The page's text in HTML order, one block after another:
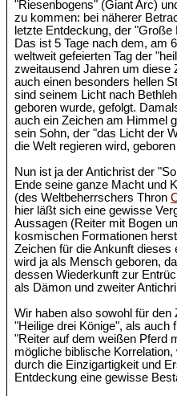
"Riesenbogens" (Giant Arc)
zu kommen: bei näherer
letzte Entdeckung, der
Das ist 5 Tage nach dem, am
weltweit gefeierten Tag der
zweitausend Jahren um diese
auch einen besonders hellen
sind seinem Licht nach
geboren wurde, gefolgt.
auch ein Zeichen am Himmel
sein Sohn, der "das Licht der
die Welt regieren wird,
Nun ist ja der Antichrist der
Ende seine ganze Macht und
(des Weltbeherrschers Thron
hier läßt sich eine gewisse
Aussagen (Reiter mit Bogen
kosmischen Formationen
Zeichen für die Ankunft
wird ja als Mensch geboren,
dessen Wiederkunft zur
als Dämon und zweiter
Wir haben also sowohl für
"Heilige drei Könige", als auch
"Reiter auf dem weißen Pferd
mögliche biblische
durch die Einzigartigkeit und
Entdeckung eine gewisse